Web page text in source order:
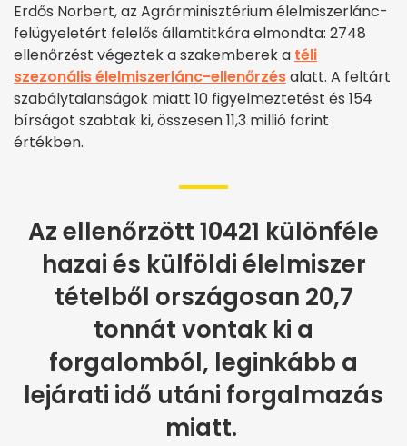
Erdős Norbert, az Agrárminisztérium élelmiszerlánc-
felügyeletért felelős államtitkára elmondta: 2748
ellenőrzést végeztek a szakemberek a téli
szezonális élelmiszerlánc-ellenőrzésalatt. A feltárt
szabálytalanságok miatt 10 figyelmeztetést és 154
bírságot szabtak ki, összesen 11,3 millió forint
értékben.
Az ellenőrzött 10421 különféle
hazai és külföldi élelmiszer
tételből országosan 20,7
tonnát vontak ki a
forgalomból, leginkább a
lejárati idő utáni forgalmazás
miatt.